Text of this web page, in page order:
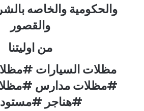
والحكومية والخاصه
والقصور
من اوليتنا
#مظلات مدارس
#هناجر